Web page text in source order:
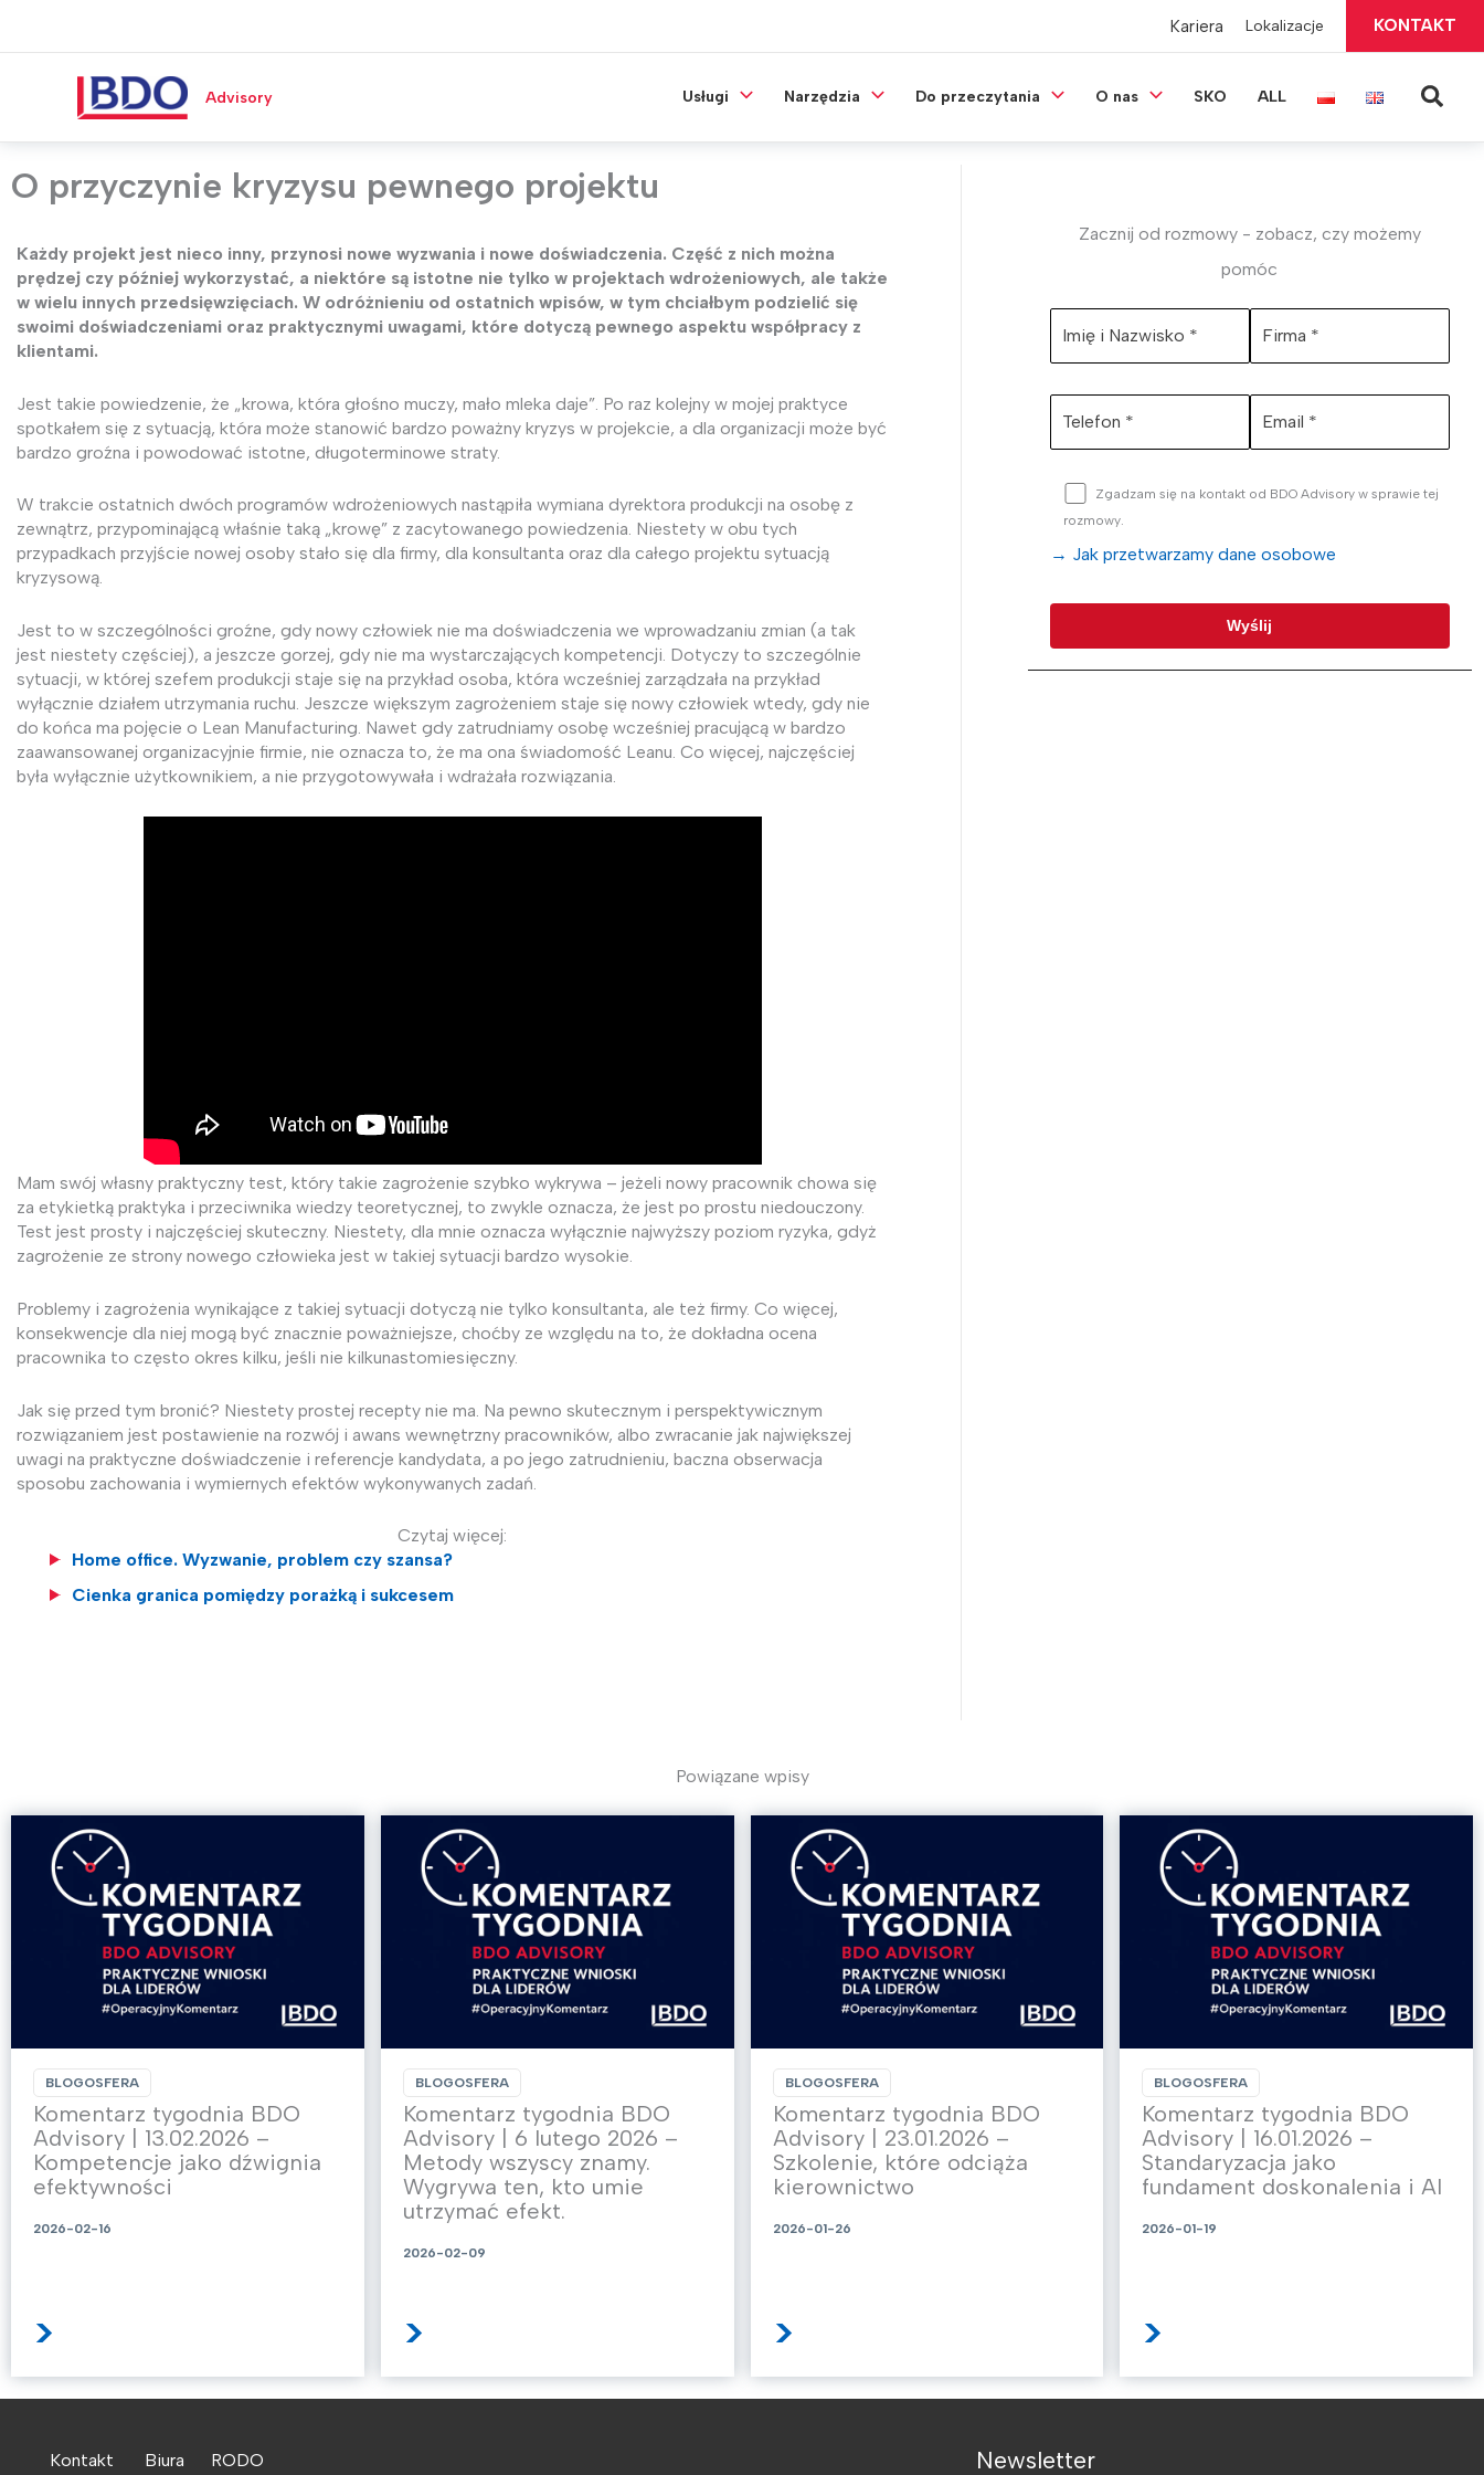
treści
Kariera Lokalizacje KONTAKT
Advisory Usługi Narzędzia Do przeczytania O nas SKO ALL
O przyczynie kryzysu pewnego projektu
Każdy projekt jest nieco inny, przynosi nowe wyzwania i nowe doświadczenia. Część z nich można
prędzej czy później wykorzystać, a niektóre są istotne nie tylko w projektach wdrożeniowych, ale także
w wielu innych przedsięwzięciach. W odróżnieniu od ostatnich wpisów, w tym chciałbym podzielić się
swoimi doświadczeniami oraz praktycznymi uwagami, które dotyczą pewnego aspektu współpracy z
klientami.
Jest takie powiedzenie, że „krowa, która głośno muczy, mało mleka daje”. Po raz kolejny w mojej praktyce
spotkałem się z sytuacją, która może stanowić bardzo poważny kryzys w projekcie, a dla organizacji może być
bardzo groźna i powodować istotne, długoterminowe straty.
W trakcie ostatnich dwóch programów wdrożeniowych nastąpiła wymiana dyrektora produkcji na osobę z
zewnątrz, przypominającą właśnie taką „krowę” z zacytowanego powiedzenia. Niestety w obu tych
przypadkach przyjście nowej osoby stało się dla firmy, dla konsultanta oraz dla całego projektu sytuacją
kryzysową.
Jest to w szczególności groźne, gdy nowy człowiek nie ma doświadczenia we wprowadzaniu zmian (a tak
jest niestety częściej), a jeszcze gorzej, gdy nie ma wystarczających kompetencji. Dotyczy to szczególnie
sytuacji, w której szefem produkcji staje się na przykład osoba, która wcześniej zarządzała na przykład
wyłącznie działem utrzymania ruchu. Jeszcze większym zagrożeniem staje się nowy człowiek wtedy, gdy nie
do końca ma pojęcie o Lean Manufacturing. Nawet gdy zatrudniamy osobę wcześniej pracującą w bardzo
zaawansowanej organizacyjnie firmie, nie oznacza to, że ma ona świadomość Leanu. Co więcej, najczęściej
była wyłącznie użytkownikiem, a nie przygotowywała i wdrażała rozwiązania.
Mam swój własny praktyczny test, który takie zagrożenie szybko wykrywa – jeżeli nowy pracownik chowa się
za etykietką praktyka i przeciwnika wiedzy teoretycznej, to zwykle oznacza, że jest po prostu niedouczony.
Test jest prosty i najczęściej skuteczny. Niestety, dla mnie oznacza wyłącznie najwyższy poziom ryzyka, gdyż
zagrożenie ze strony nowego człowieka jest w takiej sytuacji bardzo wysokie.
Problemy i zagrożenia wynikające z takiej sytuacji dotyczą nie tylko konsultanta, ale też firmy. Co więcej,
konsekwencje dla niej mogą być znacznie poważniejsze, choćby ze względu na to, że dokładna ocena
pracownika to często okres kilku, jeśli nie kilkunastomiesięczny.
Jak się przed tym bronić? Niestety prostej recepty nie ma. Na pewno skutecznym i perspektywicznym
rozwiązaniem jest postawienie na rozwój i awans wewnętrzny pracowników, albo zwracanie jak największej
uwagi na praktyczne doświadczenie i referencje kandydata, a po jego zatrudnieniu, baczna obserwacja
sposobu zachowania i wymiernych efektów wykonywanych zadań.
Czytaj więcej:
Home office. Wyzwanie, problem czy szansa?
Cienka granica pomiędzy porażką i sukcesem
Zacznij od rozmowy - zobacz, czy możemy
pomóc
Zgadzam się na kontakt od BDO Advisory w sprawie tej
rozmowy.
→ Jak przetwarzamy dane osobowe
Powiązane wpisy
BLOGOSFERA
Komentarz tygodnia BDO
Advisory | 13.02.2026 –
Kompetencje jako dźwignia
efektywności
2026-02-16
>
BLOGOSFERA
Komentarz tygodnia BDO
Advisory | 6 lutego 2026 –
Metody wszyscy znamy.
Wygrywa ten, kto umie
utrzymać efekt.
2026-02-09
>
BLOGOSFERA
Komentarz tygodnia BDO
Advisory | 23.01.2026 –
Szkolenie, które odciąża
kierownictwo
2026-01-26
>
BLOGOSFERA
Komentarz tygodnia BDO
Advisory | 16.01.2026 –
Standaryzacja jako
fundament doskonalenia i AI
2026-01-19
>
Kontakt Biura RODO Newsletter